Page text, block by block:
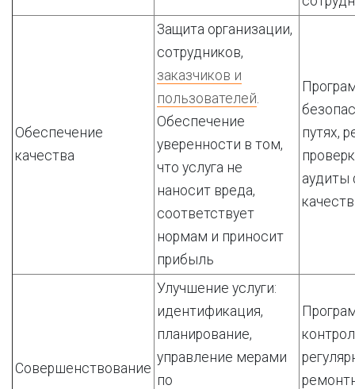
Обеспечение
качества
Защита организации,
сотрудников,
заказчиков и
пользователей.
Обеспечение
уверенности в том,
что услуга не
наносит вреда,
соответствует
нормам и приносит
прибыль
путях,
аудиты
Совершенствование
Улучшение услуги:
идентификация,
планирование,
управление мерами
по